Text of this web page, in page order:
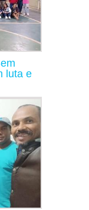
luta e